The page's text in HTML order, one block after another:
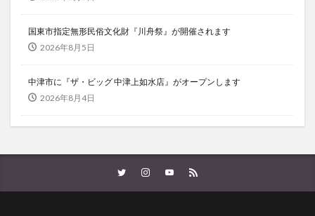
国東市指定無形民俗文化財『川舟祭』が開催されます
2026年8月5日
中津市に『ザ・ビッグ 中津上如水店』がオープンします
2026年8月4日